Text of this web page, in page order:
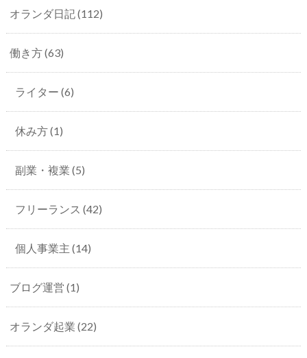
オランダ日記(112)
働き方(63)
ライター (6)
休み方(1)
副業・複業 (5)
フリーランス (42)
個人事業主 (14)
ブログ運営 (1)
オランダ起業 (22)